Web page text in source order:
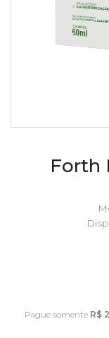
Forth
Pague somente R$